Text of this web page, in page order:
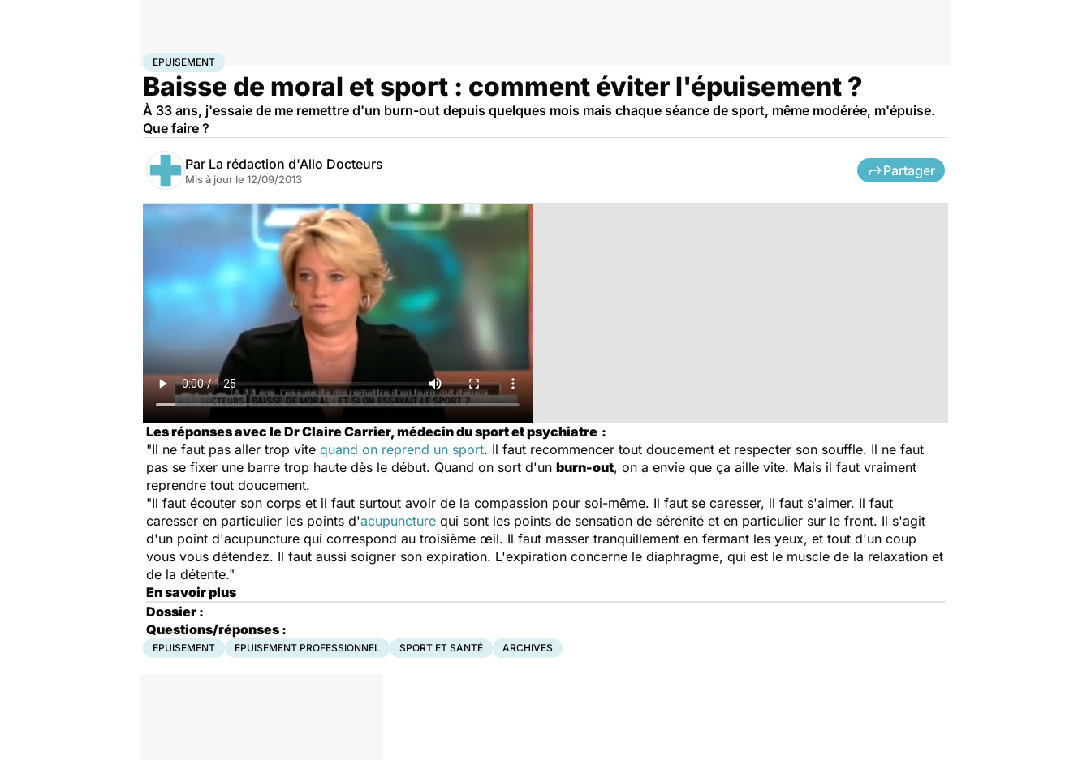
AccueilBien-être Sport santé
EPUISEMENT
Baisse de moral et sport : comment éviter l'épuisement ?
À 33 ans, j'essaie de me remettre d'un burn-out depuis quelques mois mais chaque séance de sport, même modérée, m'épuise.
Que faire ?
Par La rédaction d'Allo Docteurs
Mis à jour le 12/09/2013
Partager
Les réponses avec le Dr Claire Carrier, médecin du sport et psychiatre :
"Il ne faut pas aller trop vite quand on reprend un sport. Il faut recommencer tout doucement et respecter son souffle. Il ne faut
pas se fixer une barre trop haute dès le début. Quand on sort d'un burn-out, on a envie que ça aille vite. Mais il faut vraiment
reprendre tout doucement.
"Il faut écouter son corps et il faut surtout avoir de la compassion pour soi-même. Il faut se caresser, il faut s'aimer. Il faut
caresser en particulier les points d'acupuncture qui sont les points de sensation de sérénité et en particulier sur le front. Il s'agit
d'un point d'acupuncture qui correspond au troisième œil. Il faut masser tranquillement en fermant les yeux, et tout d'un coup
vous vous détendez. Il faut aussi soigner son expiration. L'expiration concerne le diaphragme, qui est le muscle de la relaxation et
de la détente."
En savoir plus
Dossier :
Questions/réponses :
EPUISEMENT EPUISEMENT PROFESSIONNEL SPORT ET SANTÉ ARCHIVES